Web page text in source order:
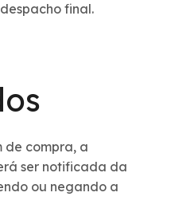
final.
de compra, a
ser notificada da
ou negando a